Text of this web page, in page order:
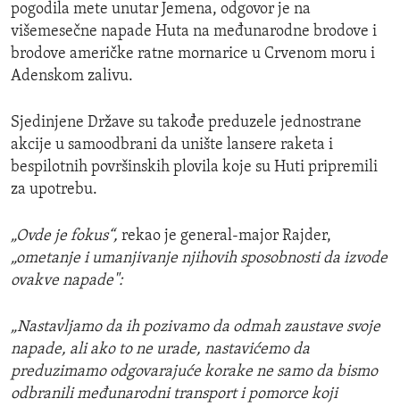
pogodila mete unutar Jemena, odgovor je na
višemesečne napade Huta na međunarodne brodove i
brodove američke ratne mornarice u Crvenom moru i
Adenskom zalivu.
Sjedinjene Države su takođe preduzele jednostrane
akcije u samoodbrani da unište lansere raketa i
bespilotnih površinskih plovila koje su Huti pripremili
za upotrebu.
„Ovde je fokus“, rekao je general-major Rajder,
„ometanje i umanjivanje njihovih sposobnosti da izvode
ovakve napade":
„Nastavljamo da ih pozivamo da odmah zaustave svoje
napade, ali ako to ne urade, nastavićemo da
preduzimamo odgovarajuće korake ne samo da bismo
odbranili međunarodni transport i pomorce koji